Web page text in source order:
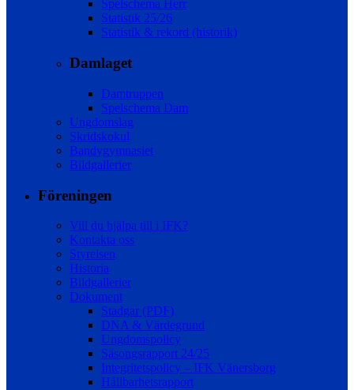
Spelschema Herr
Statistik 25/26
Statistik & rekord (historik)
Damlaget
Damtruppen
Spelschema Dam
Ungdomslag
Skridskokul
Bandygymnasiet
Bildgallerier
Föreningen
Vill du hjälpa till i IFK?
Kontakta oss
Styrelsen
Historia
Bildgallerier
Dokument
Stadgar (PDF)
DNA & Värdegrund
Ungdomspolicy
Säsongsrapport 24/25
Integritetspolicy – IFK Vänersborg
Hållbarhetsrapport